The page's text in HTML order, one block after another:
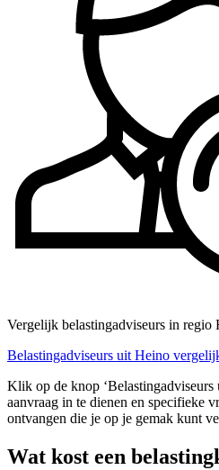
Vergelijk belastingadviseurs in regio
Belastingadviseurs uit Heino
Klik op de knop
aanvraag in te dienen en specifieke
ontvangen die je op je gemak kunt
Wat kost een